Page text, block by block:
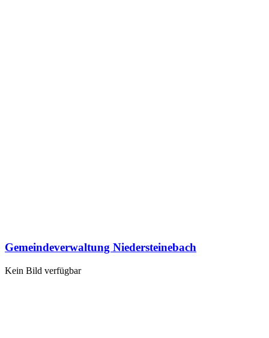
Gemeindeverwaltung Niedersteinebach
Kein Bild verfügbar